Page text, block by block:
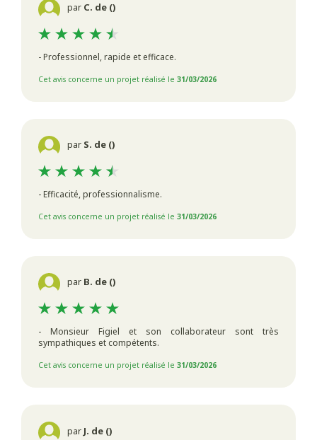
par C. de ()
- Professionnel, rapide et efficace.
Cet avis concerne un projet réalisé le31/03/2026
par S. de ()
- Efficacité, professionnalisme.
Cet avis concerne un projet réalisé le31/03/2026
par B. de ()
- Monsieur Figiel et son collaborateur sont très
sympathiques et compétents.
Cet avis concerne un projet réalisé le31/03/2026
par J. de ()